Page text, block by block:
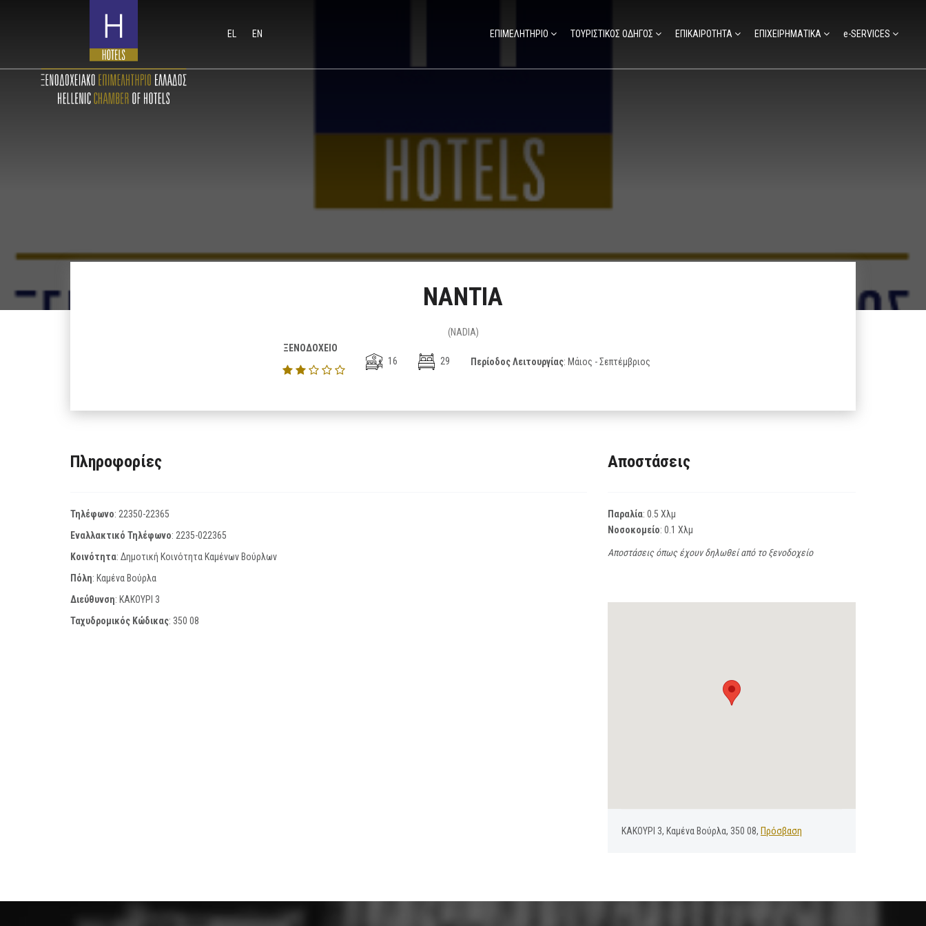
EL EN ΕΠΙΜΕΛΗΤΗΡΙΟ ΤΟΥΡΙΣΤΙΚΟΣ ΟΔΗΓΟΣ ΕΠΙΚΑΙΡΟΤΗΤΑ ΕΠΙΧΕΙΡΗΜΑΤΙΚΑ e-SERVICES
ΝΑΝΤΙΑ
(NADIA)
ΞΕΝΟΔΟΧΕΙΟ
16
29 Περίοδος Λειτουργίας: Μάιος - Σεπτέμβριος
Πληροφορίες
Τηλέφωνο: 22350-22365
Εναλλακτικό Τηλέφωνο: 2235-022365
Κοινότητα: Δημοτική Κοινότητα Καμένων Βούρλων
Πόλη: Καμένα Βούρλα
Διεύθυνση: ΚΑΚΟΥΡΙ 3
Ταχυδρομικός Κώδικας: 350 08
Αποστάσεις
Παραλία: 0.5 Χλμ
Νοσοκομείο: 0.1 Χλμ
Αποστάσεις όπως έχουν δηλωθεί από το ξενοδοχείο
ΚΑΚΟΥΡΙ 3, Καμένα Βούρλα, 350 08, Πρόσβαση